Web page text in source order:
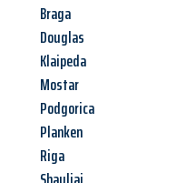
Braga
Douglas
Klaipeda
Mostar
Podgorica
Planken
Riga